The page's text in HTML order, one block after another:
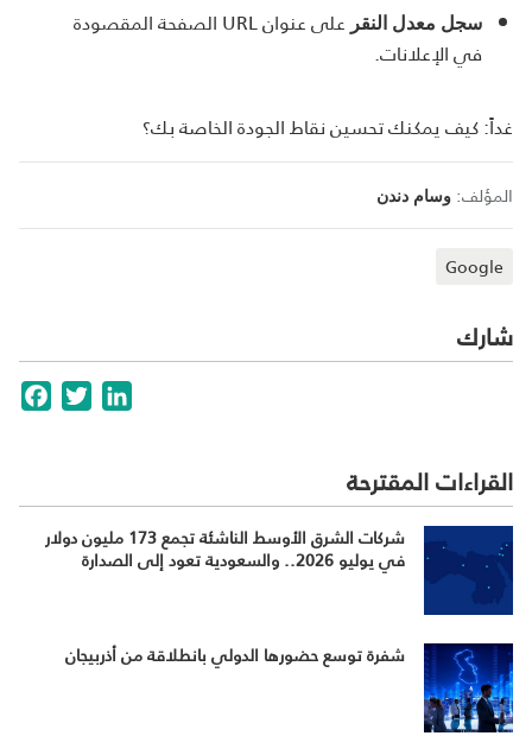
سجل معدل النقر
على عنوان URL الصفحة المقصودة
في الإعلانات.
غداً: كيف يمكنك تحسين نقاط الجودة الخاصة بك؟
المؤلف: وسام دندن
Google
شارك
TwitterLinkedIn
القراءات المقترحة
شركات الشرق الأوسط الناشئة تجمع 173 مليون دولار
في يوليو 2026.. والسعودية تعود إلى الصدارة
شفرة توسع حضورها الدولي بانطلاقة من أذربيجان